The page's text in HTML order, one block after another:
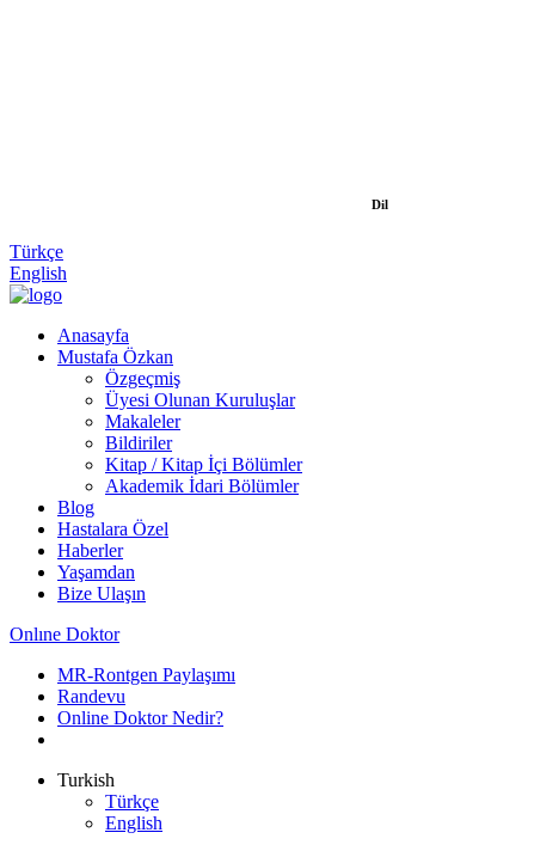
Dil
Türkçe
English
Anasayfa
Mustafa Özkan
Özgeçmiş
Üyesi Olunan Kuruluşlar
Makaleler
Bildiriler
Kitap / Kitap İçi Bölümler
Akademik İdari Bölümler
Blog
Hastalara Özel
Haberler
Yaşamdan
Bize Ulaşın
Onlıne Doktor
MR-Rontgen Paylaşımı
Randevu
Online Doktor Nedir?
Turkish
Türkçe
English